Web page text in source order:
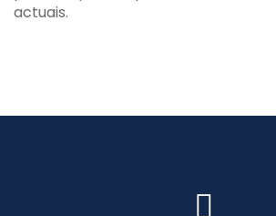
actuais.